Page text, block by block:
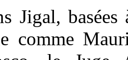
Jigal,
comme